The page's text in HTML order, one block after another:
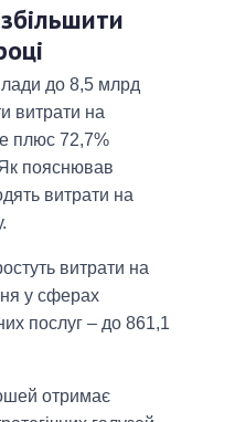
до 8,5 млрд
витрати на
плюс 72,7%
пояснював
витрати на
витрати на
у сферах
послуг – до 861,1
отримає